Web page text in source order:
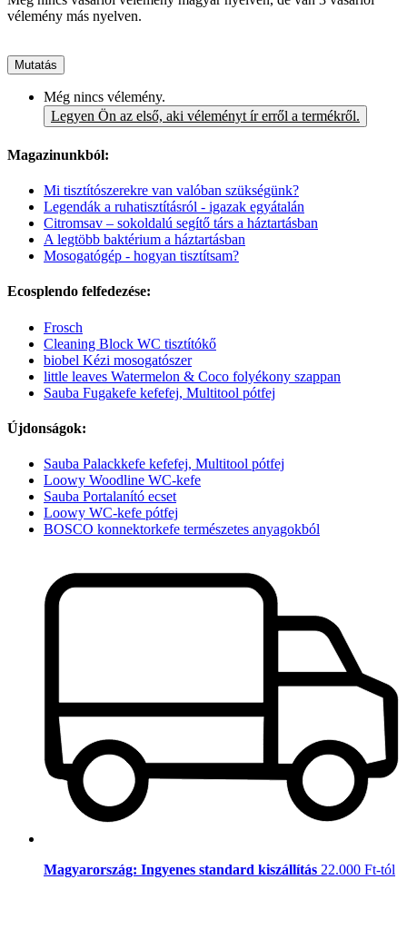
vélemény más nyelven.
Mutatás
Még nincs vélemény.
Legyen Ön az első, aki véleményt ír erről a termékről.
Magazinunkból:
Mi tisztítószerekre van valóban szükségünk?
Legendák a ruhatisztításról - igazak egyátalán
Citromsav – sokoldalú segítő társ a háztartásban
A legtöbb baktérium a háztartásban
Mosogatógép - hogyan tisztítsam?
Ecosplendo felfedezése:
Frosch
Cleaning Block WC tisztítókő
biobel Kézi mosogatószer
little leaves Watermelon & Coco folyékony szappan
Sauba Fugakefe kefefej, Multitool pótfej
Újdonságok:
Sauba Palackkefe kefefej, Multitool pótfej
Loowy Woodline WC-kefe
Sauba Portalanító ecset
Loowy WC-kefe pótfej
BOSCO konnektorkefe természetes anyagokból
Magyarország: Ingyenes standard kiszállítás 22.000 Ft-tól